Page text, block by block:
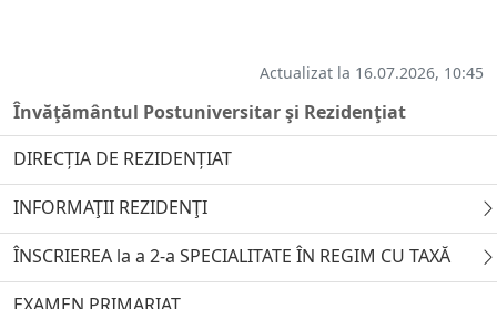
Învăţământul Postuniversitar şi Rezidenţiat
DIRECȚIA DE REZIDENȚIAT
INFORMAŢII REZIDENŢI
ÎNSCRIEREA la a 2-a SPECIALITATE ÎN REGIM CU TAXĂ
Actualizat la 16.07.2026, 10:45